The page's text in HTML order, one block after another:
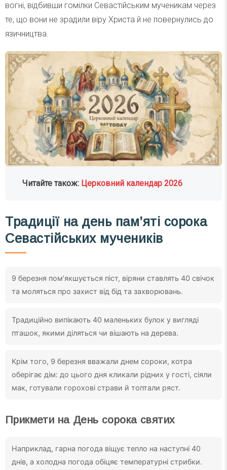
вогні, відбивши гомілки Севастійським мученикам через
те, що вони не зрадили віру Христа й не повернулись до
язичництва.
Читайте також: Церковний календар 2026
Традиції на день пам’яті сорока
Севастійських мучеників
9 березня пом’якшується піст, віряни ставлять 40 свічок
та моляться про захист від бід та захворювань.
Традиційно випікають 40 маленьких булок у вигляді
пташок, якими діляться чи вішають на дерева.
Крім того, 9 березня вважали днем сороки, котра
оберігає дім: до цього дня кликали рідних у гості, сіяли
мак, готували горохові страви й топтали ряст.
Прикмети на День сорока святих
Наприклад, гарна погода віщує тепло на наступні 40
днів, а холодна погода обіцяє температурні стрибки.